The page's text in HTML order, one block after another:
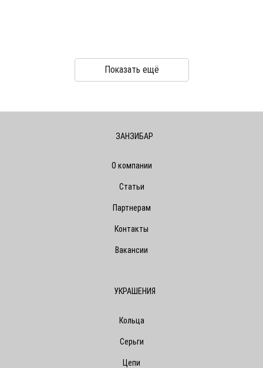
Показать ещё
ЗАНЗИБАР
О компании
Статьи
Партнерам
Контакты
Вакансии
УКРАШЕНИЯ
Кольца
Серьги
Цепи